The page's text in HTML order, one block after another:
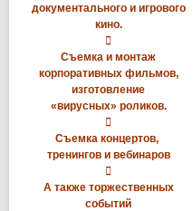
документального и игрового
кино.

Съемка и монтаж
корпоративных фильмов,
изготовление
«вирусных» роликов.

Съемка концертов,
тренингов и вебинаров

А также торжественных
событий